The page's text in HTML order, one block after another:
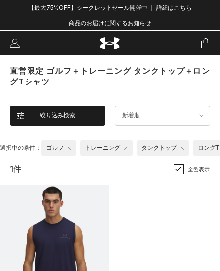
【最大75%OFF】シークレットセール開催中 ｜ 詳細はこちら
商品のお届けに関するお知らせ
直営限定 ゴルフ＋トレーニング タンクトップ＋ロン
グTシャツ
絞り込み検索 新着順
選択中の条件： ゴルフ トレーニング タンクトップ ロング
1件 全色表示